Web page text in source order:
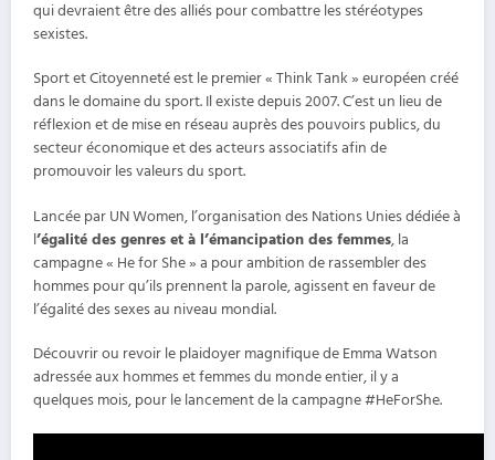
qui devraient être des alliés pour combattre les stéréotypes
sexistes.
Sport et Citoyenneté est le premier « Think Tank » européen créé
dans le domaine du sport. Il existe depuis 2007. C’est un lieu de
réflexion et de mise en réseau auprès des pouvoirs publics, du
secteur économique et des acteurs associatifs afin de
promouvoir les valeurs du sport.
Lancée par UN Women, l’organisation des Nations Unies dédiée à
l’égalité des genres et à l’émancipation des femmes, la
campagne « He for She » a pour ambition de rassembler des
hommes pour qu’ils prennent la parole, agissent en faveur de
l’égalité des sexes au niveau mondial.
Découvrir ou revoir le plaidoyer magnifique de Emma Watson
adressée aux hommes et femmes du monde entier, il y a
quelques mois, pour le lancement de la campagne #HeForShe.